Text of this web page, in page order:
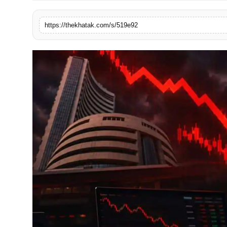
लाइफस्टाइल
https://thekhatak.com/s/519e92